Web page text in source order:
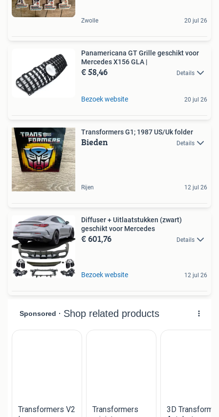
Zwolle 20 jul 26
Panamericana GT Grille geschikt voor
Mercedes X156 GLA |
€ 58,46 Details
Bezoek website 20 jul 26
Transformers G1; 1987 US/Uk folder
Bieden Details
Rijen 12 jul 26
Diffuser + Uitlaatstukken (zwart)
geschikt voor Mercedes
€ 601,76 Details
Bezoek website 12 jul 26